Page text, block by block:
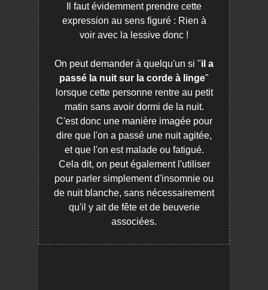
Il faut évidemment prendre cette
expression au sens figuré : Rien à
voir avec la lessive donc !
On peut demander à quelqu'un si "il a
passé la nuit sur la corde à linge"
lorsque cette personne rentre au petit
matin sans avoir dormi de la nuit.
C'est donc une manière imagée pour
dire que l'on a passé une nuit agitée,
et que l'on est malade ou fatigué.
Cela dit, on peut également l'utiliser
pour parler simplement d'insomnie ou
de nuit blanche, sans nécessairement
qu'il y ait de fête et de beuverie
associées.